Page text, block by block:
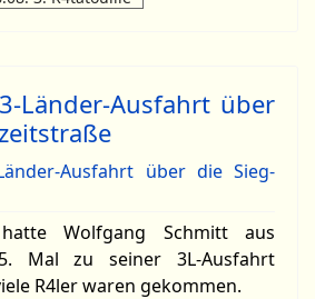
Länder-Ausfahrt über
Wolfgang Schmitt aus
Mal zu seiner 3L-Ausfahrt
R4ler waren gekommen.